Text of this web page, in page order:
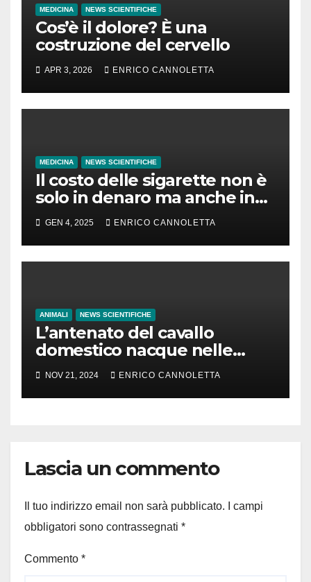
MEDICINA NEWS SCIENTIFICHE
Cos’è il dolore? È una
costruzione del cervello
APR 3, 2026 ENRICO CANNOLETTA
MEDICINA NEWS SCIENTIFICHE
Il costo delle sigarette non è
solo in denaro ma anche in
tempo di vita
GEN 4, 2025 ENRICO CANNOLETTA
ANIMALI NEWS SCIENTIFICHE
L’antenato del cavallo
domestico nacque nelle
steppe del Mar Nero
NOV 21, 2024 ENRICO CANNOLETTA
Lascia un commento
Il tuo indirizzo email non sarà pubblicato.
I campi
obbligatori sono contrassegnati *
Commento *